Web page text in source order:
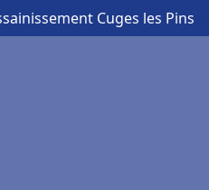
Cuges les Pins